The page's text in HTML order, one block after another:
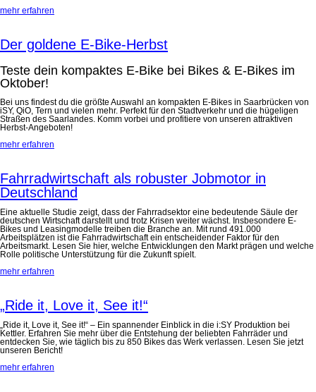
mehr erfahren
Der goldene E-Bike-Herbst
Teste dein kompaktes E-Bike bei Bikes & E-Bikes im
Oktober!
Bei uns findest du die größte Auswahl an kompakten E-Bikes in Saarbrücken von
iSY, QiO, Tern und vielen mehr. Perfekt für den Stadtverkehr und die hügeligen
Straßen des Saarlandes. Komm vorbei und profitiere von unseren attraktiven
Herbst-Angeboten!
mehr erfahren
Fahrradwirtschaft als robuster Jobmotor in
Deutschland
Eine aktuelle Studie zeigt, dass der Fahrradsektor eine bedeutende Säule der
deutschen Wirtschaft darstellt und trotz Krisen weiter wächst. Insbesondere E-
Bikes und Leasingmodelle treiben die Branche an. Mit rund 491.000
Arbeitsplätzen ist die Fahrradwirtschaft ein entscheidender Faktor für den
Arbeitsmarkt. Lesen Sie hier, welche Entwicklungen den Markt prägen und welche
Rolle politische Unterstützung für die Zukunft spielt.
mehr erfahren
„Ride it, Love it, See it!“
„Ride it, Love it, See it!“ – Ein spannender Einblick in die i:SY Produktion bei
Kettler. Erfahren Sie mehr über die Entstehung der beliebten Fahrräder und
entdecken Sie, wie täglich bis zu 850 Bikes das Werk verlassen. Lesen Sie jetzt
unseren Bericht!
mehr erfahren